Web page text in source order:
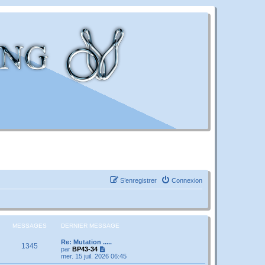
Connexion
S’enregistrer
MESSAGES DERNIER MESSAGE
1345
Re: Mutation .....
par BP43-34
o
i
mer. 15 juil. 2026 06:45